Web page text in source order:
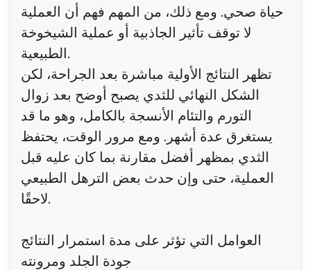
حياة صحي. ومع ذلك، من المهم فهم أن العملية
لا توقف تأثير الجاذبية أو عملية الشيخوخة
الطبيعية.
تظهر النتائج الأولية مباشرة بعد الجراحة، لكن
الشكل النهائي للثدي يصبح أوضح بعد زوال
التورم والتئام الأنسجة بالكامل، وهو ما قد
يستغرق عدة أشهر. ومع مرور الوقت، يحتفظ
الثدي بمظهر أفضل مقارنة بما كان عليه قبل
العملية، حتى وإن حدث بعض الترهل الطبيعي
لاحقًا.
العوامل التي تؤثر على مدة استمرار النتائج
جودة الجلد ومرونته